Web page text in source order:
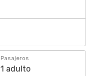
Pasajeros
1 adulto